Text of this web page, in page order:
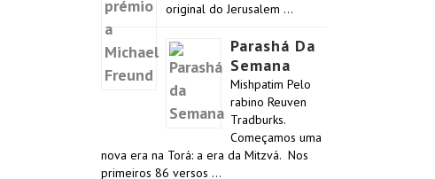
original do Jerusalem …
Parashá Da
Semana
Mishpatim Pelo
rabino Reuven
Tradburks.
Começamos uma
nova era na Torá: a era da Mitzvá. Nos
primeiros 86 versos …